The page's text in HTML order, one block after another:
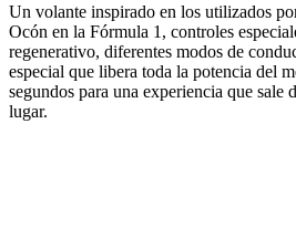
Un volante inspirado en los utilizados
Ocón en la Fórmula 1, controles
regenerativo, diferentes modos de
especial que libera toda la potencia del
segundos para una experiencia que sale
lugar.